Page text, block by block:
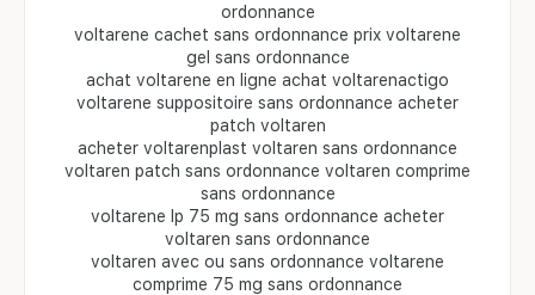
ordonnance
voltarene cachet sans ordonnance prix voltarene
gel sans ordonnance
achat voltarene en ligne achat voltarenactigo
voltarene suppositoire sans ordonnance acheter
patch voltaren
acheter voltarenplast voltaren sans ordonnance
voltaren patch sans ordonnance voltaren comprime
sans ordonnance
voltarene lp 75 mg sans ordonnance acheter
voltaren sans ordonnance
voltaren avec ou sans ordonnance voltarene
comprime 75 mg sans ordonnance